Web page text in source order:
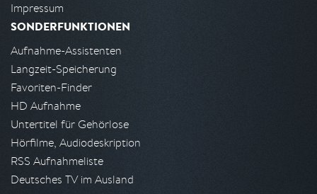
Impressum
SONDERFUNKTIONEN
Aufnahme-Assistenten
Langzeit-Speicherung
Favoriten-Finder
HD Aufnahme
Untertitel für Gehörlose
Hörfilme, Audiodeskription
RSS Aufnahmeliste
Deutsches TV im Ausland